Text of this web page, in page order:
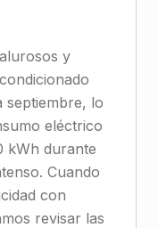
y
septiembre, lo
eléctrico
kWh durante
Cuando
con
revisar las